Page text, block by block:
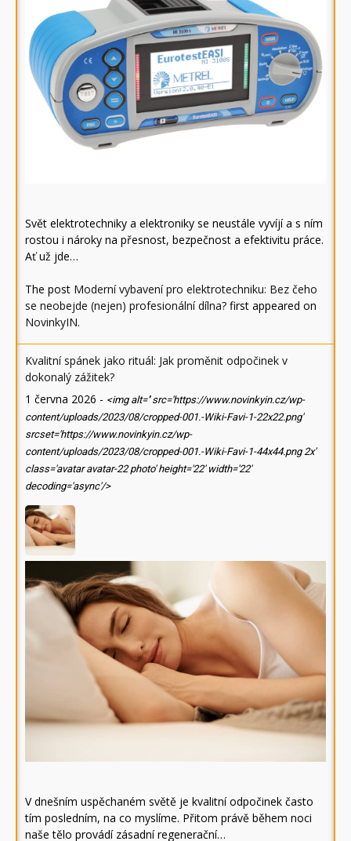
Svět elektrotechniky a elektroniky se neustále vyvíjí a s ním
rostou i nároky na přesnost, bezpečnost a efektivitu práce.
Ať už jde…
The post Moderní vybavení pro elektrotechniku: Bez čeho
se neobejde (nejen) profesionální dílna? first appeared on
NovinkyIN.
Kvalitní spánek jako rituál: Jak proměnit odpočinek v
dokonalý zážitek?
1 června 2026 - <img alt='' src='https://www.novinkyin.cz/wp-
content/uploads/2023/08/cropped-001.-Wiki-Favi-1-22x22.png'
srcset='https://www.novinkyin.cz/wp-
content/uploads/2023/08/cropped-001.-Wiki-Favi-1-44x44.png 2x'
class='avatar avatar-22 photo' height='22' width='22'
decoding='async'/>
V dnešním uspěchaném světě je kvalitní odpočinek často
tím posledním, na co myslíme. Přitom právě během noci
naše tělo provádí zásadní regenerační…